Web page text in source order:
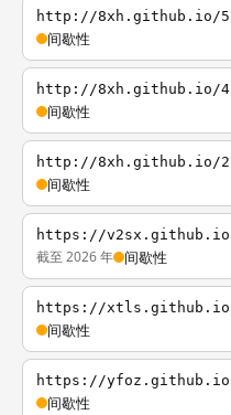
http://8xh.github.io/5
间歇性
http://8xh.github.io/4
间歇性
http://8xh.github.io/2
间歇性
https://v2sx.github.io
截至 2026 年 间歇性
https://xtls.github.io
间歇性
https://yfoz.github.io
间歇性